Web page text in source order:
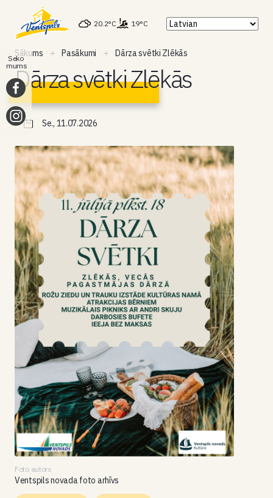
20.2°C 19°C
Sākums Pasākumi Dārza svētki Zlēkās
Dārza svētki Zlēkās
Se., 11.07.2026
Foto autors
Ventspils novada foto arhīvs
Seko
mums